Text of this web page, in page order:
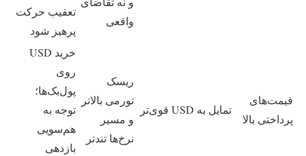
واقعی
تعقیب حرکت
پرهیز شود
قیمت‌های
پرداختی بالا
تمایل به USD قوی‌تر
ریسک
تورمی بالاتر
و مسیر
نرخ‌ها تندتر
خرید USD
روی
پول‌بک‌ها؛
توجه به
هم‌سویی
بازدهی